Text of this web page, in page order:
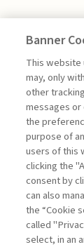
La
agli
Legenda:
Banner
This website
may, only
other
messages
the
purpose of
users of this
clicking the
consent by
can also
the “Cookie
called
select, in an